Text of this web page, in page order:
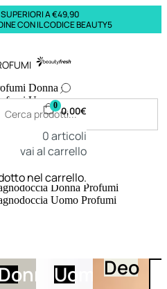
A €49,90
CON IL CODICE BEAUTY5
Donna
Uomo
Donna
Donna
Uomo
Mani
Donna Profumi
Uomo Profumi
UomoDeo
0 0,00€
0articoli
vai al carrello
nel carrello.